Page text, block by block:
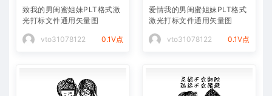
致我的男闺蜜姐妹PLT格式激
光打标文件通用矢量图
vto31078122 0.1V点
爱情我的男闺蜜姐妹PLT格式
激光打标文件通用矢量图
vto31078122 0.1V点